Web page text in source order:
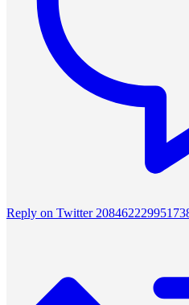
Reply on Twitter